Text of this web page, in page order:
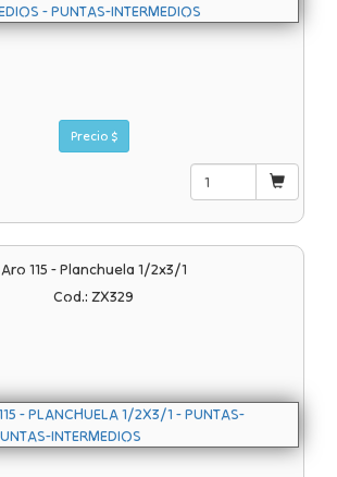
Precio $
Aro 115 - Planchuela 1/2x3/1
Cod.: ZX329